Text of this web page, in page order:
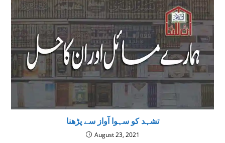
تشہد کو سہوا آواز سے پڑھنا
August 23, 2021